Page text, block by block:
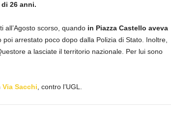
26 anni.
all’Agosto scorso, quando in Piazza Castello aveva
arrestato poco dopo dalla Polizia di Stato. Inoltre,
a lasciate il territorio nazionale. Per lui sono
Via Sacchi , contro l’UGL.